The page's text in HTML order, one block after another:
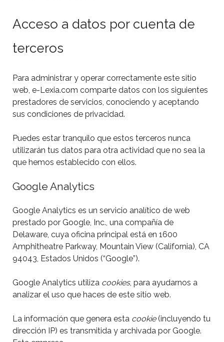
Acceso a datos por cuenta de
terceros
Para administrar y operar correctamente este sitio
web, e-Lexia.com comparte datos con los siguientes
prestadores de servicios, conociendo y aceptando
sus condiciones de privacidad.
Puedes estar tranquilo que estos terceros nunca
utilizarán tus datos para otra actividad que no sea la
que hemos establecido con ellos.
Google Analytics
Google Analytics es un servicio analítico de web
prestado por Google, Inc., una compañía de
Delaware, cuya oficina principal está en 1600
Amphitheatre Parkway, Mountain View (California), CA
94043, Estados Unidos (“Google”).
Google Analytics utiliza cookies, para ayudarnos a
analizar el uso que haces de este sitio web.
La información que genera esta cookie(incluyendo tu
dirección IP) es transmitida y archivada por Google.